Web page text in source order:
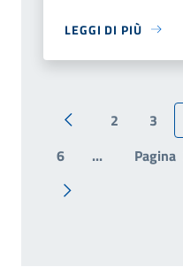
LEGGI DI PIÙ
Pagina precedente
2 3
6
... Pagina
Pagina successiva